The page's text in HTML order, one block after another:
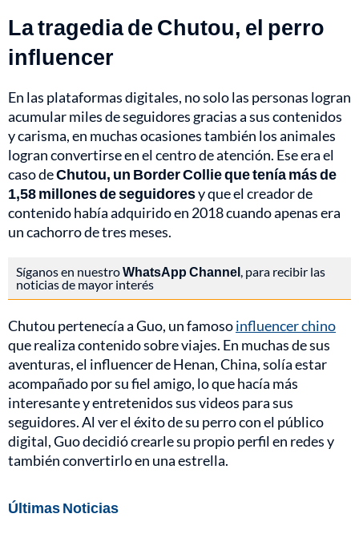
La tragedia de Chutou, el perro
influencer
En las plataformas digitales, no solo las personas logran
acumular miles de seguidores gracias a sus contenidos
y carisma, en muchas ocasiones también los animales
logran convertirse en el centro de atención. Ese era el
caso deChutou, un Border Collie que tenía más de
1,58 millones de seguidoresy que el creador de
contenido había adquirido en 2018 cuando apenas era
un cachorro de tres meses.
Síganos en nuestroWhatsApp Channel, para recibir las
noticias de mayor interés
Chutou pertenecía a Guo, un famosoinfluencer chino
que realiza contenido sobre viajes. En muchas de sus
aventuras, el influencer de Henan, China, solía estar
acompañado por su fiel amigo, lo que hacía más
interesante y entretenidos sus videos para sus
seguidores. Al ver el éxito de su perro con el público
digital, Guo decidió crearle su propio perfil en redes y
también convertirlo en una estrella.
Últimas Noticias